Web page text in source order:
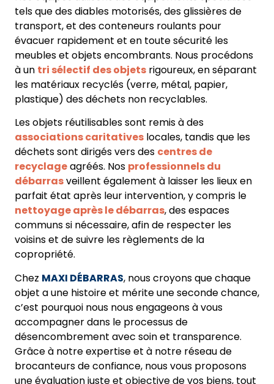
tels que des diables motorisés, des glissières de
transport, et des conteneurs roulants pour
évacuer rapidement et en toute sécurité les
meubles et objets encombrants. Nous procédons
à un tri sélectif des objets rigoureux, en séparant
les matériaux recyclés (verre, métal, papier,
plastique) des déchets non recyclables.
Les objets réutilisables sont remis à des
associations caritatives locales, tandis que les
déchets sont dirigés vers des centres de
recyclageagréés. Nos professionnels du
débarrasveillent également à laisser les lieux en
parfait état après leur intervention, y compris le
nettoyage après le débarras, des espaces
communs si nécessaire, afin de respecter les
voisins et de suivre les règlements de la
copropriété.
Chez MAXI DÉBARRAS, nous croyons que chaque
objet a une histoire et mérite une seconde chance,
c’est pourquoi nous nous engageons à vous
accompagner dans le processus de
désencombrement avec soin et transparence.
Grâce à notre expertise et à notre réseau de
brocanteurs de confiance, nous vous proposons
une évaluation juste et objective de vos biens, tout